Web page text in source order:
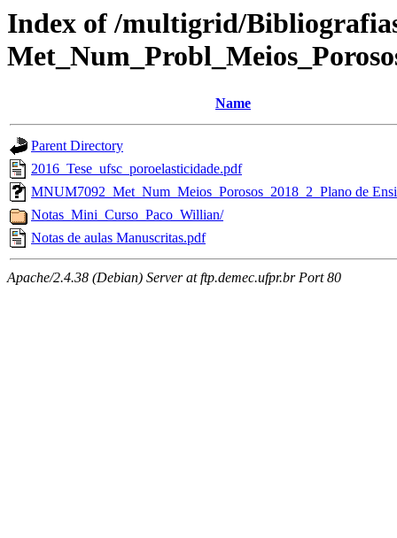
Index of /multigrid/
Name
Parent Directory
2016_Tese_ufsc_poroelasticidade.pdf
MNUM7092_Met_Num_Meios_Porosos_2018_2_Plano de
Notas_Mini_Curso_Paco_Willian/
Notas de aulas Manuscritas.pdf
Apache/2.4.38 (Debian) Server at ftp.demec.ufpr.br Port 80